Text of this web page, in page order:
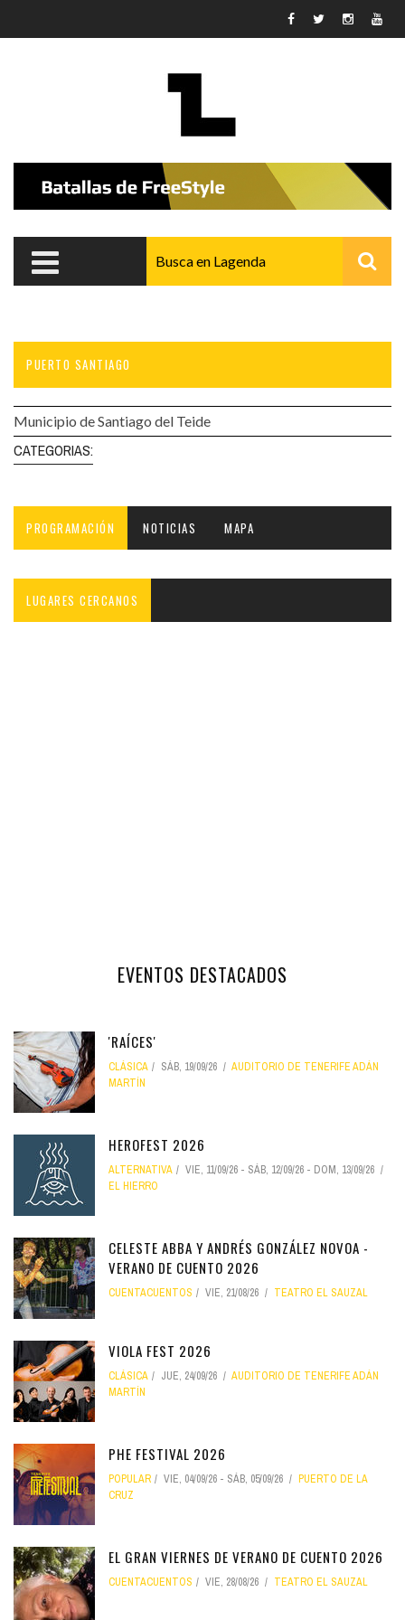
PUERTO SANTIAGO
Municipio de Santiago del Teide
CATEGORIAS:
PROGRAMACIÓN NOTICIAS MAPA
LUGARES CERCANOS
EVENTOS DESTACADOS
'RAÍCES'
CLÁSICA SÁB, 19/09/26
AUDITORIO DE TENERIFE ADÁN
MARTÍN
HEROFEST 2026
ALTERNATIVA VIE, 11/09/26 - SÁB, 12/09/26 - DOM, 13/09/26
EL HIERRO
CELESTE ABBA Y ANDRÉS GONZÁLEZ NOVOA -
VERANO DE CUENTO 2026
CUENTACUENTOS VIE, 21/08/26 TEATRO EL SAUZAL
VIOLA FEST 2026
CLÁSICA JUE, 24/09/26
AUDITORIO DE TENERIFE ADÁN
MARTÍN
PHE FESTIVAL 2026
POPULAR VIE, 04/09/26 - SÁB, 05/09/26
PUERTO DE LA
CRUZ
EL GRAN VIERNES DE VERANO DE CUENTO 2026
CUENTACUENTOS VIE, 28/08/26 TEATRO EL SAUZAL